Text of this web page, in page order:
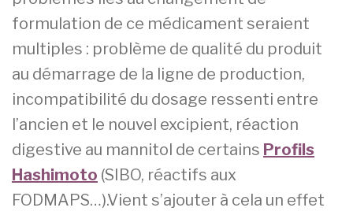
formulation de ce médicament seraient
multiples : problème de qualité du produit
au démarrage de la ligne de production,
incompatibilité du dosage ressenti entre
l’ancien et le nouvel excipient, réaction
digestive au mannitol de certains Profils
Hashimoto (SIBO, réactifs aux
FODMAPS…).Vient s’ajouter à cela un effet